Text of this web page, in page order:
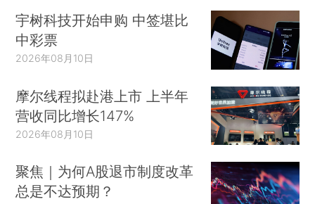
宇树科技开始申购 中签堪比
中彩票
2026年08月10日
摩尔线程拟赴港上市 上半年
营收同比增长147%
2026年08月10日
聚焦｜为何A股退市制度改革
总是不达预期？